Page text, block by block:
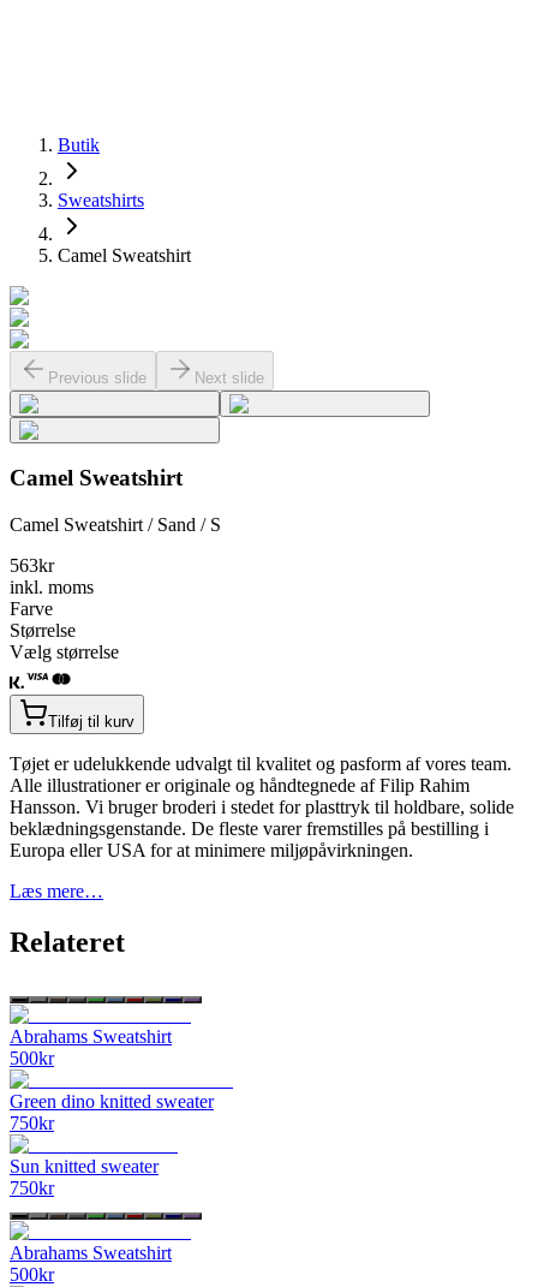
Butik
Sweatshirts
Camel Sweatshirt
Previous slide Next slide
Camel Sweatshirt
Camel Sweatshirt / Sand / S
563kr
inkl. moms
Farve
Størrelse
Vælg størrelse
Tilføj til kurv
Tøjet er udelukkende udvalgt til kvalitet og pasform af vores team.
Alle illustrationer er originale og håndtegnede af Filip Rahim
Hansson. Vi bruger broderi i stedet for plasttryk til holdbare, solide
beklædningsgenstande. De fleste varer fremstilles på bestilling i
Europa eller USA for at minimere miljøpåvirkningen.
Læs mere…
Relateret
Abrahams Sweatshirt
500kr
Green dino knitted sweater
750kr
Sun knitted sweater
750kr
Abrahams Sweatshirt
500kr